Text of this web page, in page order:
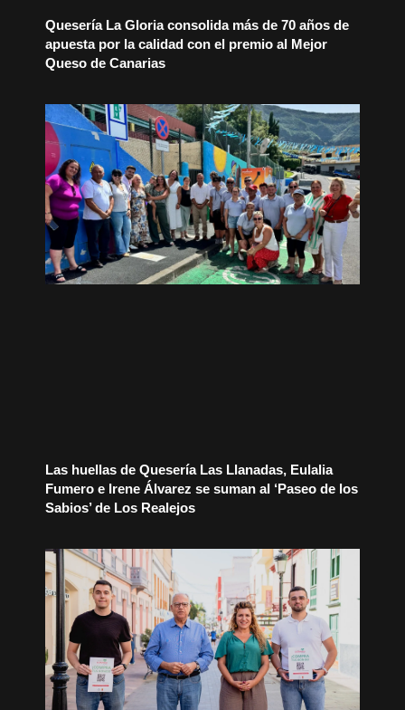
Quesería La Gloria consolida más de 70 años de
apuesta por la calidad con el premio al Mejor
Queso de Canarias
Las huellas de Quesería Las Llanadas, Eulalia
Fumero e Irene Álvarez se suman al ‘Paseo de los
Sabios’ de Los Realejos